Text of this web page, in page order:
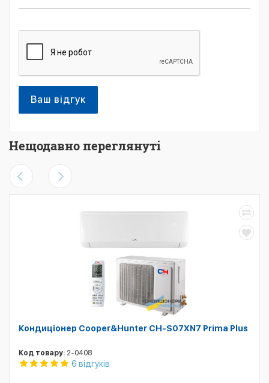
Ваш відгук
Нещодавно переглянуті
Кондиціонер Cooper&Hunter CH-S07XN7 Prima Plus
Код товару: 2-0408
6 відгуків